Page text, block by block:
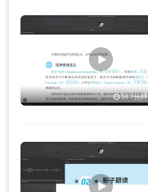
18.7分钟